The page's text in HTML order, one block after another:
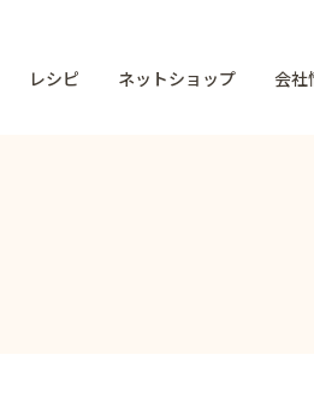
レシピ ネットショップ 会社